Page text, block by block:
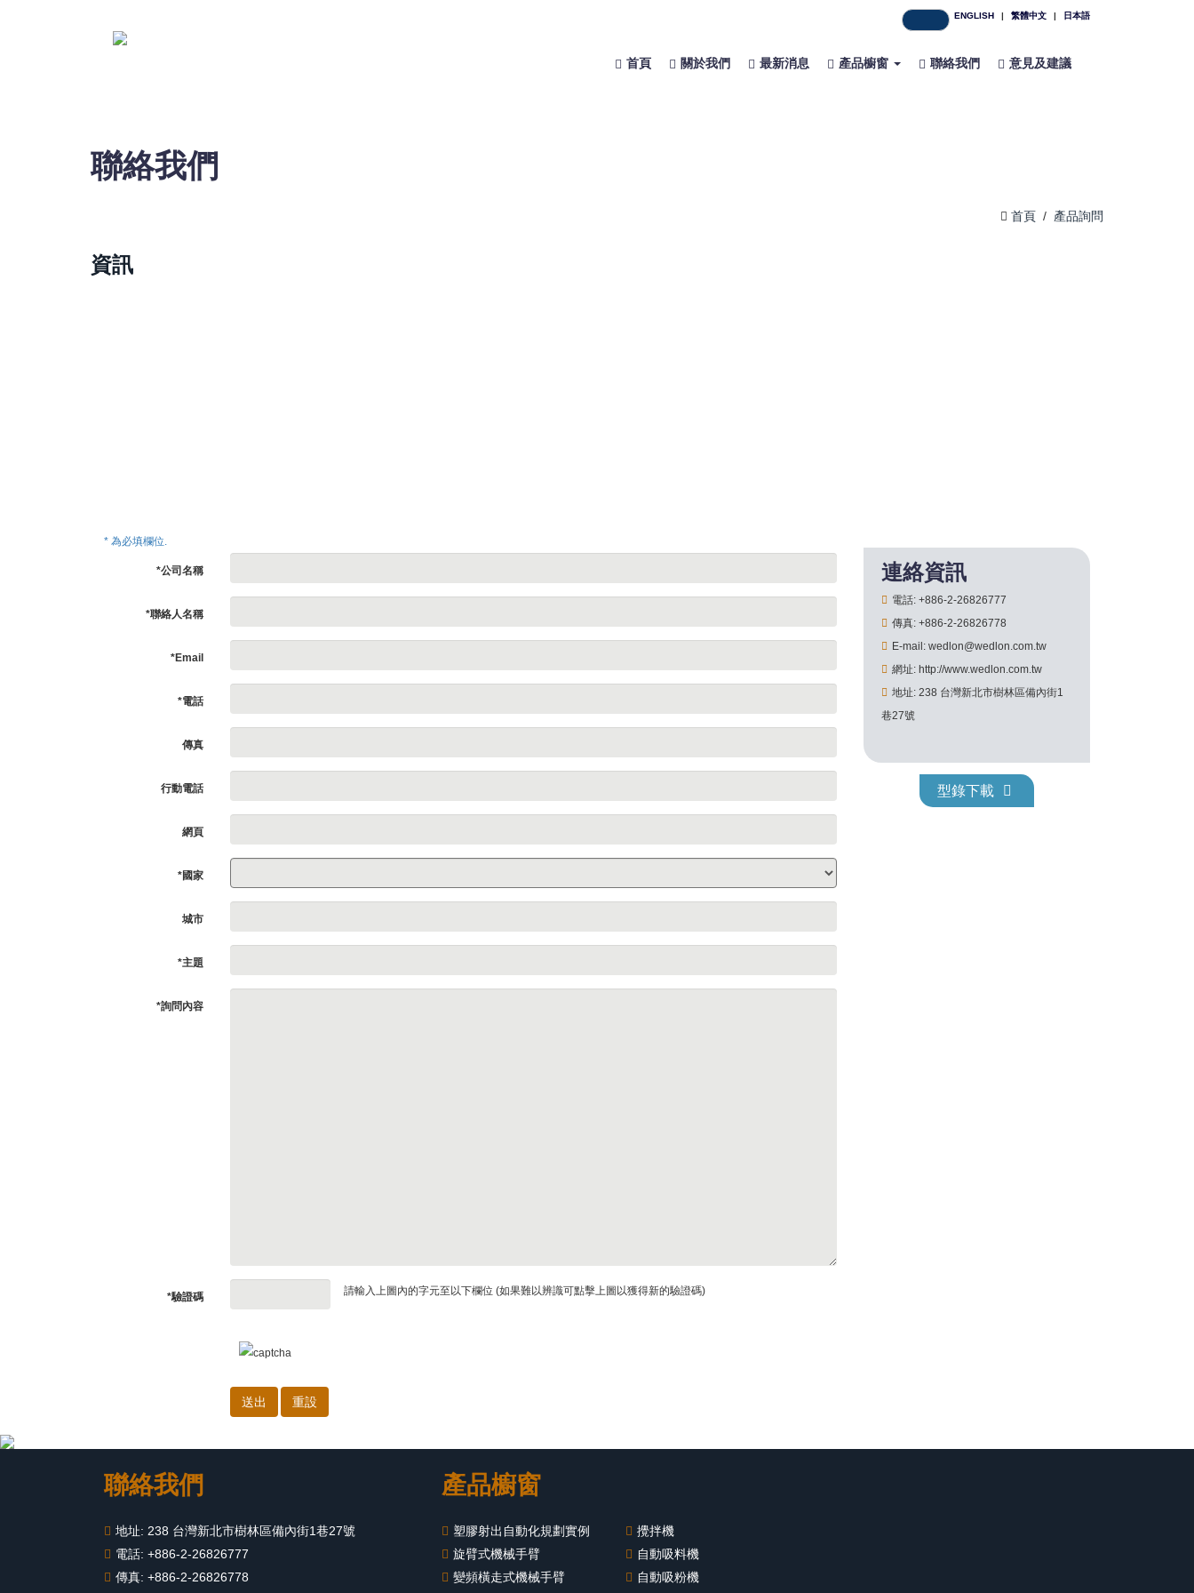
ENGLISH | 繁體中文 | 日本語
首頁 關於我們 最新消息 產品櫥窗 聯絡我們 意見及建議
聯絡我們
首頁 / 產品詢問
資訊
* 為必填欄位.
*公司名稱
*聯絡人名稱
*Email
*電話
傳真
行動電話
網頁
*國家
城市
*主題
*詢問內容
*驗證碼 請輸入上圖內的字元至以下欄位 (如果難以辨識可點擊上圖以獲得新的驗證碼)
連絡資訊
電話: +886-2-26826777
傳真: +886-2-26826778
E-mail: wedlon@wedlon.com.tw
網址: http://www.wedlon.com.tw
地址: 238 台灣新北市樹林區備內街1
巷27號
型錄下載
聯絡我們
地址: 238 台灣新北市樹林區備內街1巷27號
電話: +886-2-26826777
傳真: +886-2-26826778
產品櫥窗
塑膠射出自動化規劃實例
旋臂式機械手臂
變頻橫走式機械手臂
攪拌機
自動吸料機
自動吸粉機